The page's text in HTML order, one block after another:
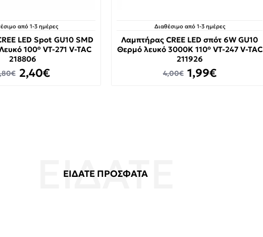
από 1-3 ημέρες
LED Spot GU10 SMD
100° VT-271 V-TAC
218806
2,40€
Διαθέσιμο από 1-3 ημέρες
Λαμπτήρας CREE LED σπότ 6W GU10
Θερμό λευκό 3000K 110° VT-247 V-TAC
211926
1,99€
4,00€
ΕΙΔΑΤΕ ΠΡΟΣΦΑΤΑ